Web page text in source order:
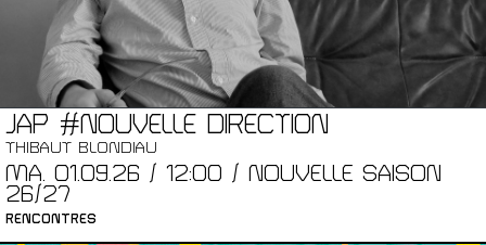
JAP #NOUVELLE DIRECTION
THIBAUT BLONDIAU
MA. 01.09.26 / 12:00 / NOUVELLE SAISON
26/27
RENCONTRES